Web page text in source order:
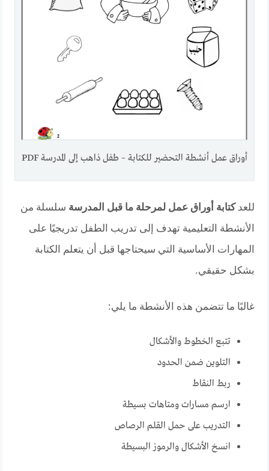
أوراق عمل أنشطة التحضير للكتابة – طفل ذاهب إلى المدرسة PDF
للعدكتابة أوراق عمل لمرحلة ما قبل المدرسة سلسلة من
الأنشطة التعليمية تهدف إلى تدريب الطفل تدريجيًا على
المهارات الأساسية التي سيحتاجها قبل أن يتعلم الكتابة
بشكل حقيقي.
غالبًا ما تتضمن هذه الأنشطة ما يلي:
تتبع الخطوط والأشكال
التلوين ضمن الحدود
ربط النقاط
ارسم مسارات ومتاهات بسيطة
التدريب على حمل القلم الرصاص
انسخ الأشكال والرموز البسيطة